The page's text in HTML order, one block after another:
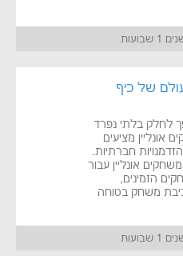
של כיף
לחלק בלתי נפרד
אונליין מציעים
חברתיות.
אונליין עבור
הזמינים,
משחק בטוחה